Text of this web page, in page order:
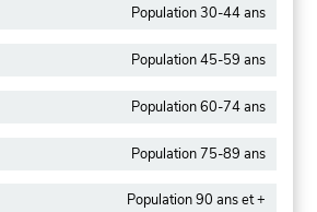
Population 30-44 ans
Population 45-59 ans
Population 60-74 ans
Population 75-89 ans
Population 90 ans et +